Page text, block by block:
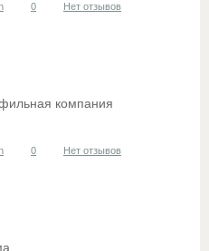
0 Нет отзывов
компания
0 Нет отзывов